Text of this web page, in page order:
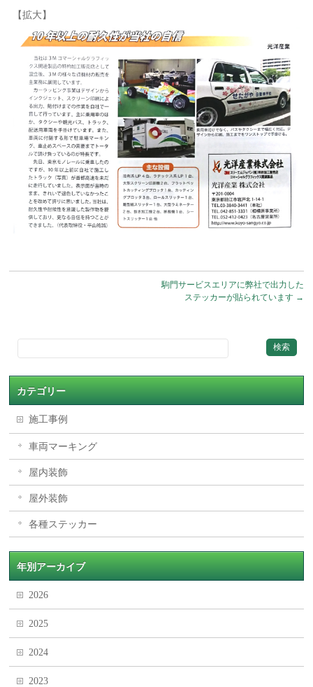
【拡大】
駒門サービスエリアに弊社で出力した
ステッカーが貼られています →
カテゴリー
施工事例
車両マーキング
屋内装飾
屋外装飾
各種ステッカー
年別アーカイブ
2026
2025
2024
2023